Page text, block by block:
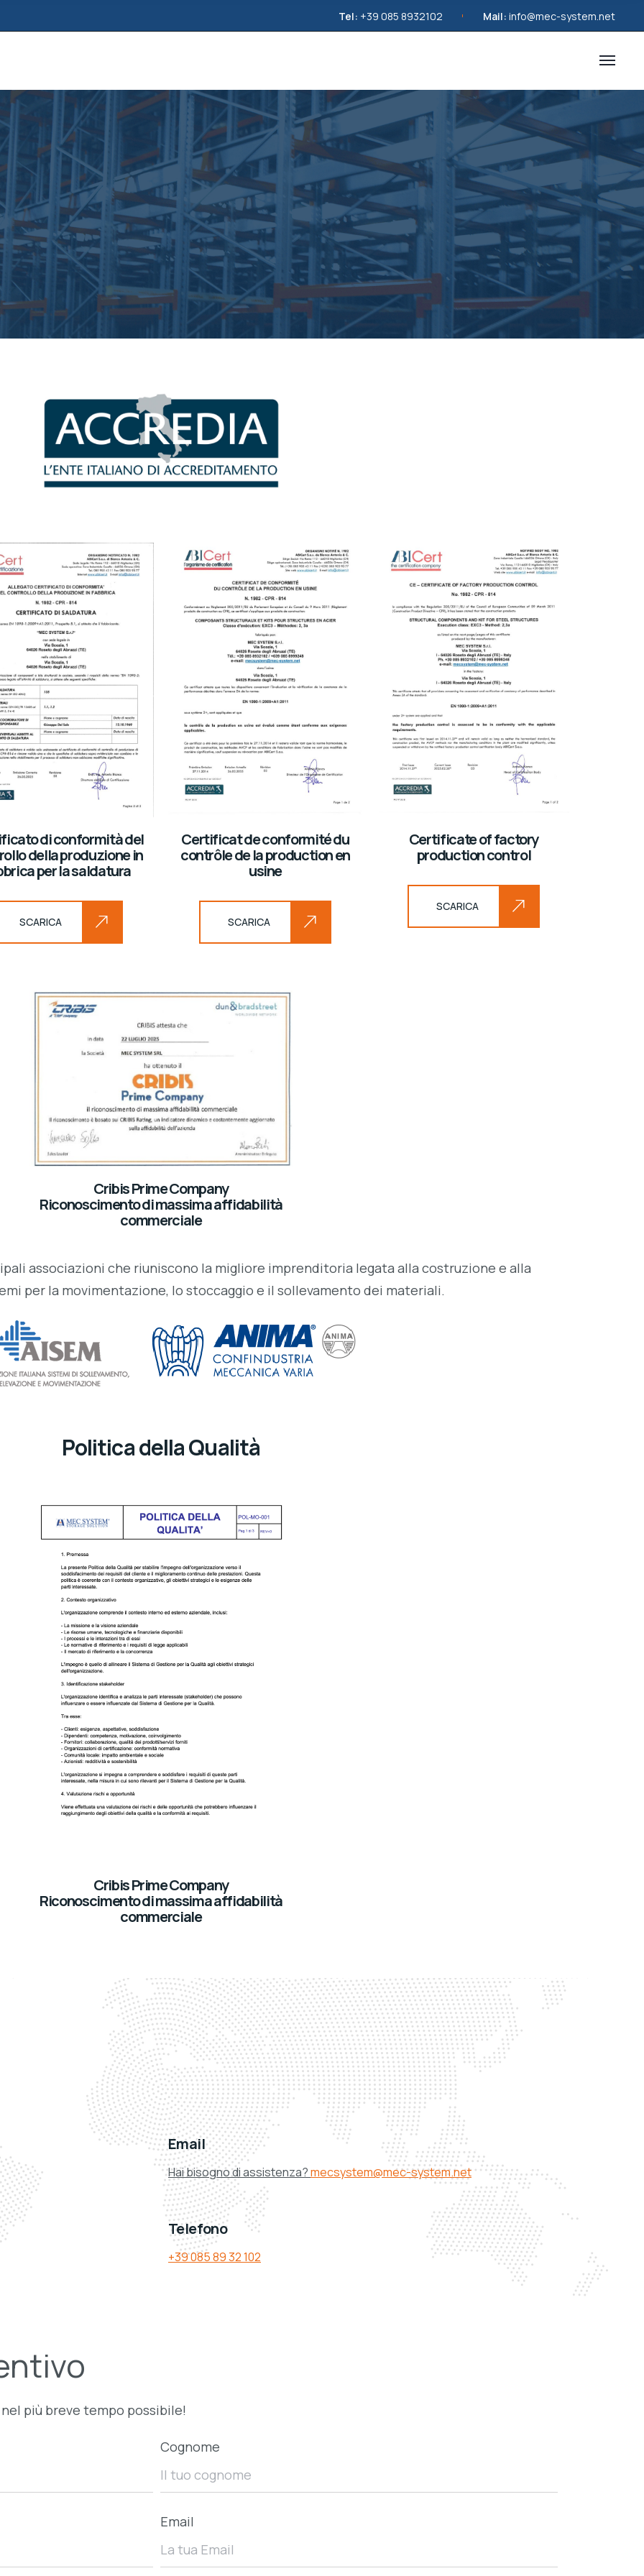
Tel: +39 085 8932102 Mail: info@mec-system.net
di conformità del
della produzione in
per la saldatura
SCARICA
Certificat de conformité du
contrôle de la production en
usine
SCARICA
Certificate of factory
production control
SCARICA
Cribis Prime Company
Riconoscimento di massima affidabilità
commerciale
associazioni che riuniscono la migliore imprenditoria legata alla costruzione e alla
per la movimentazione, lo stoccaggio e il sollevamento dei materiali.
Politica della Qualità
Cribis Prime Company
Riconoscimento di massima affidabilità
commerciale
Email
Hai bisogno di assistenza?mecsystem@mec-system.net
Telefono
+39 085 89 32 102
più breve tempo possibile!
Cognome
Email